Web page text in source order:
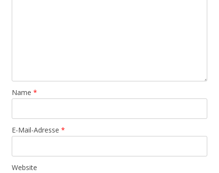
Name *
E-Mail-Adresse *
Website